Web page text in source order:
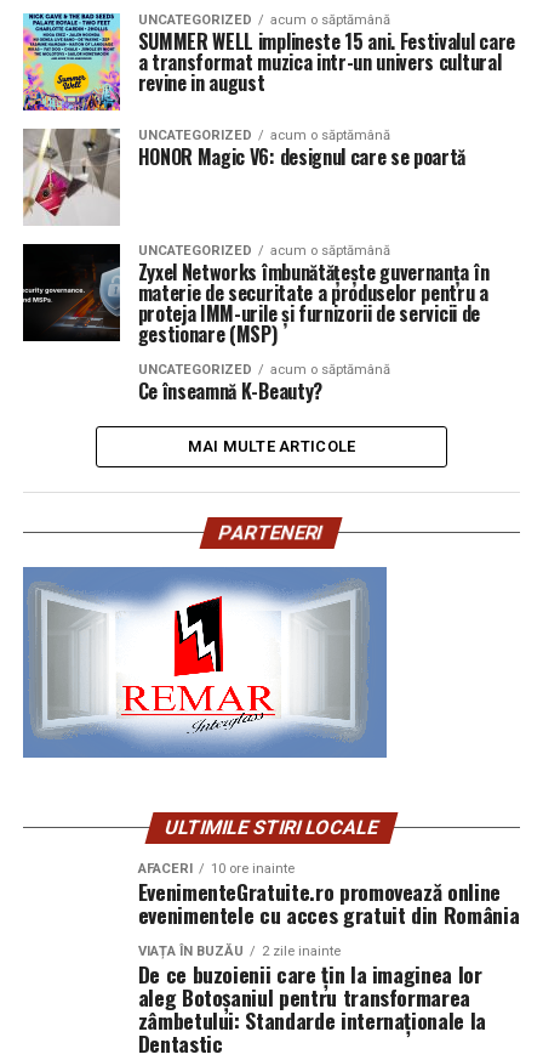
UNCATEGORIZED acum o săptămână
SUMMER WELL implineste 15 ani. Festivalul care
a transformat muzica intr-un univers cultural
revine in august
UNCATEGORIZED acum o săptămână
HONOR Magic V6: designul care se poartă
UNCATEGORIZED acum o săptămână
Zyxel Networks îmbunătățește guvernanța în
materie de securitate a produselor pentru a
proteja IMM-urile și furnizorii de servicii de
gestionare (MSP)
UNCATEGORIZED acum o săptămână
Ce înseamnă K-Beauty?
MAI MULTE ARTICOLE
PARTENERI
ULTIMILE STIRI LOCALE
AFACERI 10 ore inainte
EvenimenteGratuite.ro promovează online
evenimentele cu acces gratuit din România
VIAȚA ÎN BUZĂU 2 zile inainte
De ce buzoienii care țin la imaginea lor
aleg Botoșaniul pentru transformarea
zâmbetului: Standarde internaționale la
Dentastic